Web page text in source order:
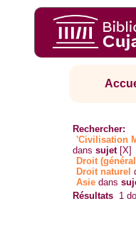
Rechercher:
'Civilisation
danssujet [X]
Droit
Droit naturel
Asie dans
Résultats 1